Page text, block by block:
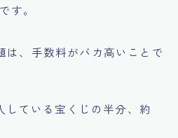
す。
は、手数料がバカ高いことで
している宝くじの半分、約